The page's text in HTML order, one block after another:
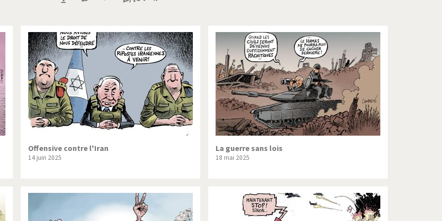
arabe à l'hiver Election présidentielle US Guerre en Syrie
- Palestine L'Amérique et les armes L'Iran tremble
du Nord: guerre ou paix? La finance et ses crises La France en marche
UDC Le Best-Of Le boson de Higgs
Bush Les années Obama Les inégalités croissent
suisse en Libye Pascal Couchepin
Trump II Un monde de foot
Offensive contre l'Iran
14 juin 2025
La guerre sans lois
18 mai 2025